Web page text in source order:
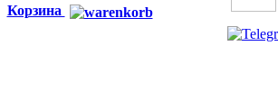
Корзина